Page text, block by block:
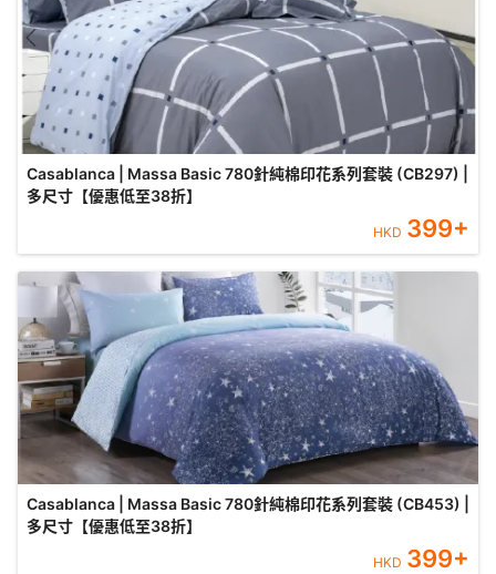
Casablanca | Massa Basic 780針純棉印花系列套裝 (CB297) |
多尺寸【優惠低至38折】
HKD 399+
Casablanca | Massa Basic 780針純棉印花系列套裝 (CB453) |
多尺寸【優惠低至38折】
HKD 399+